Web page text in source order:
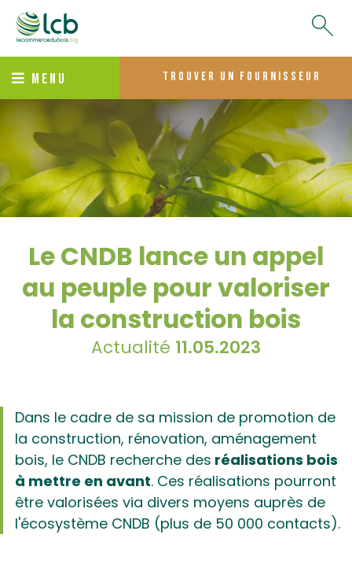
MENU trouver un fournisseur
Le CNDB lance un appel
au peuple pour valoriser
la construction bois
Actualité 11.05.2023
Dans le cadre de sa mission de promotion de
la construction, rénovation, aménagement
bois, le CNDB recherche des réalisations bois
à mettre en avant. Ces réalisations pourront
être valorisées via divers moyens auprès de
l'écosystème CNDB (plus de 50 000 contacts).